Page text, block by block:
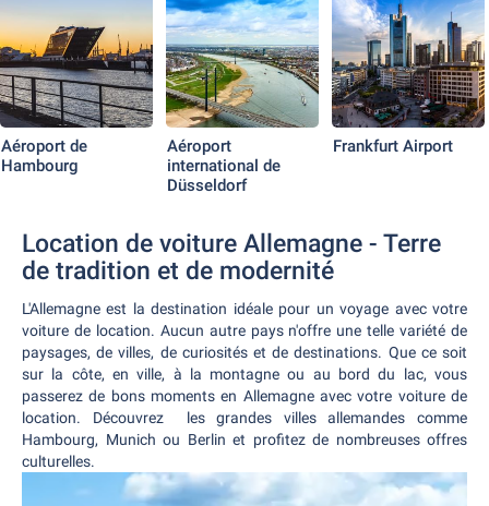
Aéroport de
Hambourg
Aéroport
international de
Düsseldorf
Frankfurt Airport
Location de voiture Allemagne - Terre
de tradition et de modernité
L'Allemagne est la destination idéale pour un voyage avec votre
voiture de location. Aucun autre pays n'offre une telle variété de
paysages, de villes, de curiosités et de destinations. Que ce soit
sur la côte, en ville, à la montagne ou au bord du lac, vous
passerez de bons moments en Allemagne avec votre voiture de
location. Découvrez les grandes villes allemandes comme
Hambourg, Munich ou Berlin et profitez de nombreuses offres
culturelles.